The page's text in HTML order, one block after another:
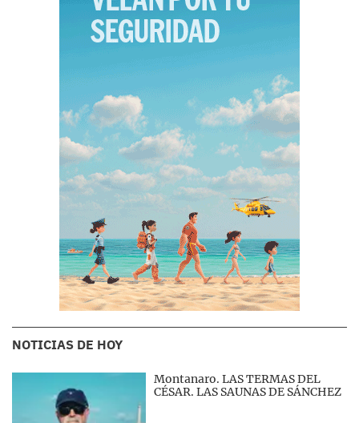
NOTICIAS DE HOY
Montanaro. LAS TERMAS DEL
CÉSAR. LAS SAUNAS DE SÁNCHEZ